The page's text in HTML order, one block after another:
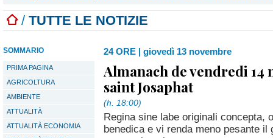
/ TUTTE LE NOTIZIE
SOMMARIO
PRIMA PAGINA
AGRICOLTURA
AMBIENTE
ATTUALITÀ
ATTUALITÀ ECONOMIA
24 ORE | giovedì 13 novembre
Almanach de vendredi 14
saint Josaphat
(h. 18:00)
Regina sine labe originali concepta,
benedica e vi renda meno pesante il